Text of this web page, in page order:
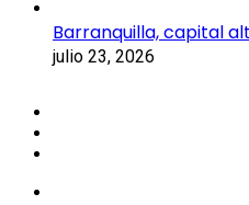
Barranquilla, capital
julio 23, 2026